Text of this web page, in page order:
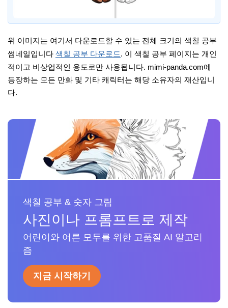
위 이미지는 여기서 다운로드할 수 있는 전체 크기의 색칠 공부
썸네일입니다 색칠 공부 다운로드. 이 색칠 공부 페이지는 개인
적이고 비상업적인 용도로만 사용됩니다. mimi-panda.com에
등장하는 모든 만화 및 기타 캐릭터는 해당 소유자의 재산입니
다.
색칠 공부 & 숫자 그림
사진이나 프롬프트로 제작
어린이와 어른 모두를 위한 고품질 AI 알고리
즘
지금 시작하기